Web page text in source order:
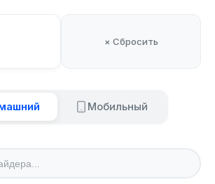
× Сбросить
Мобильный